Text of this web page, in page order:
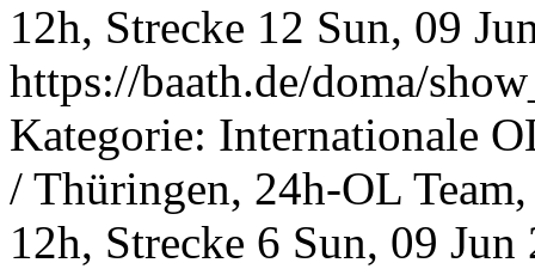
12h, Strecke 12 Sun, 09
https://baath.de/doma/
Kategorie: Internationale
/ Thüringen, 24h-OL
12h, Strecke 6 Sun, 09